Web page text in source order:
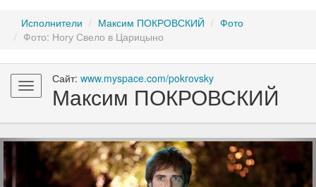
Исполнители Максим ПОКРОВСКИЙ
Фото
Фото: Ногу Свело в Царицыно
Toggle
navigation
Сайт: www.myspace.com/pokrovsky
Максим ПОКРОВСКИЙ
Previous